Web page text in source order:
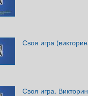
Своя игра
Своя игра.